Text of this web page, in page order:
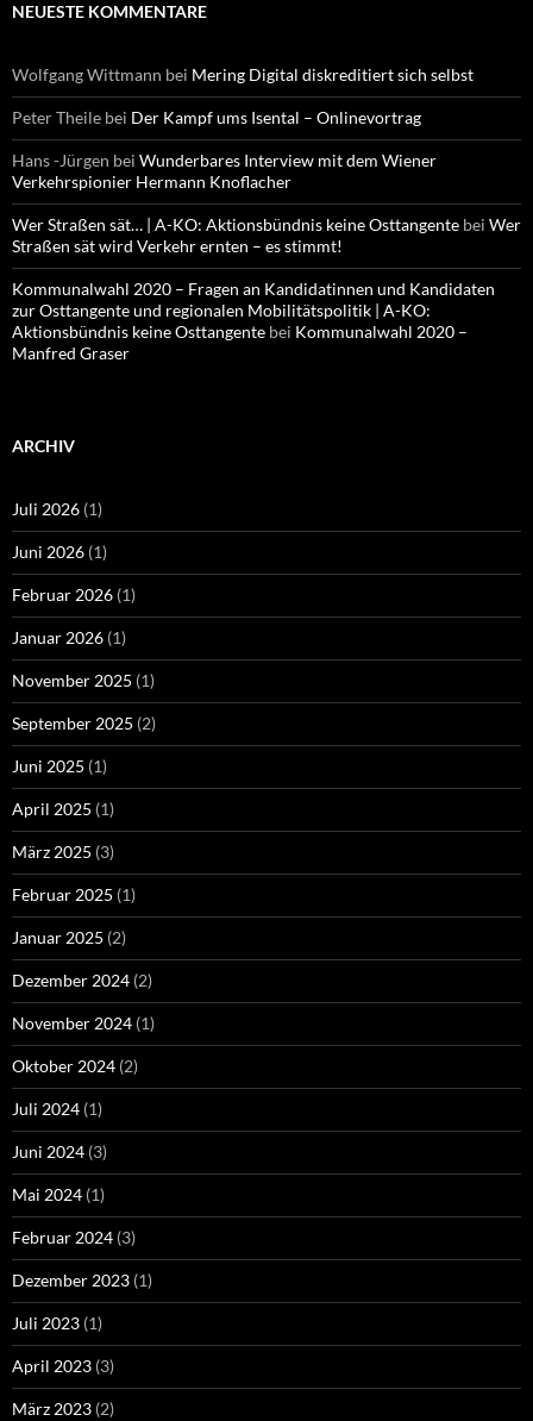
NEUESTE KOMMENTARE
Wolfgang Wittmann bei Mering Digital diskreditiert sich selbst
Peter Theile bei Der Kampf ums Isental – Onlinevortrag
Hans -Jürgen bei Wunderbares Interview mit dem Wiener
Verkehrspionier Hermann Knoflacher
Wer Straßen sät… | A-KO: Aktionsbündnis keine Osttangente bei Wer
Straßen sät wird Verkehr ernten – es stimmt!
Kommunalwahl 2020 – Fragen an Kandidatinnen und Kandidaten
zur Osttangente und regionalen Mobilitätspolitik | A-KO:
Aktionsbündnis keine Osttangente bei Kommunalwahl 2020 –
Manfred Graser
ARCHIV
Juli 2026 (1)
Juni 2026 (1)
Februar 2026 (1)
Januar 2026 (1)
November 2025 (1)
September 2025 (2)
Juni 2025 (1)
April 2025 (1)
März 2025 (3)
Februar 2025 (1)
Januar 2025 (2)
Dezember 2024 (2)
November 2024 (1)
Oktober 2024 (2)
Juli 2024 (1)
Juni 2024 (3)
Mai 2024 (1)
Februar 2024 (3)
Dezember 2023 (1)
Juli 2023 (1)
April 2023 (3)
März 2023 (2)